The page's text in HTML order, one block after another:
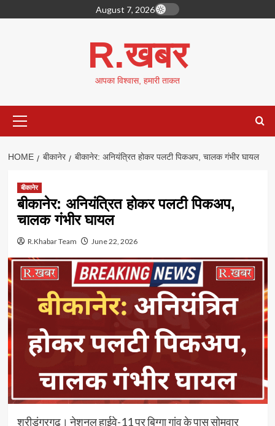
to
August 7, 2026
R.खबर
आपका विश्वास, हमारी ताकत
Menu
HOME बीकानेर बीकानेर: अनियंत्रित होकर पलटी पिकअप, चालक गंभीर घायल
बीकानेर
बीकानेर: अनियंत्रित होकर पलटी पिकअप,
चालक गंभीर घायल
R.Khabar Team June 22, 2026
श्रीडूंगरगढ़। नेशनल हाईवे-11 पर बिग्गा गांव के पास सोमवार